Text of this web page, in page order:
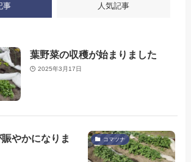
事 人気記事
葉野菜の収穫が始まりました
2025年3月17日
コマツナ
やかになりま